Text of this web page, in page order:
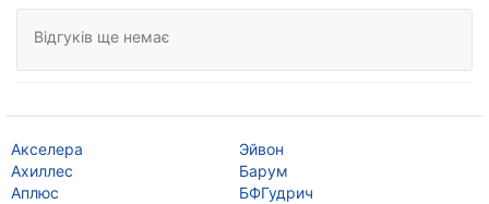
Відгуків ще немає
Акселера
Ахиллес
Аплюс
Эйвон
Барум
БФГудрич